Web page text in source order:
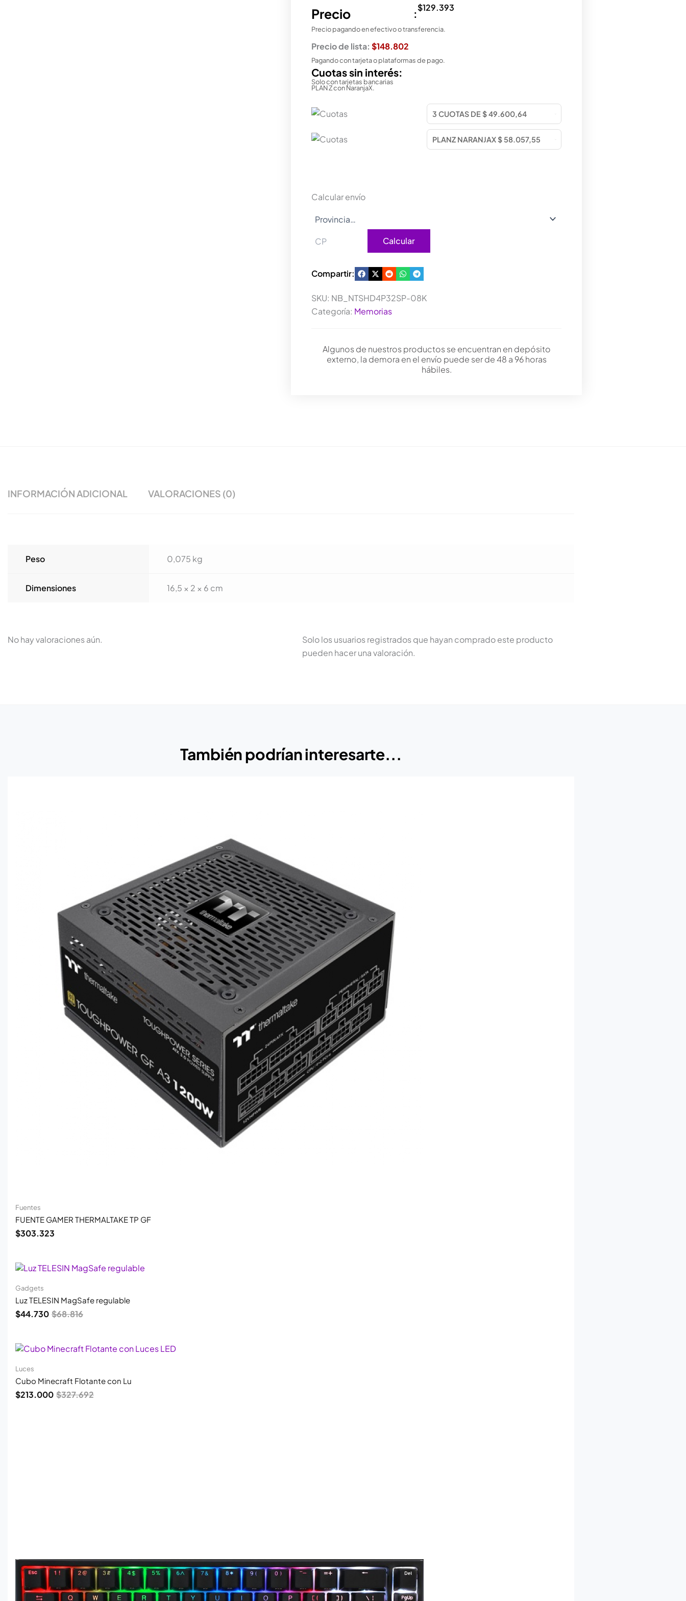
Precio :$129.393
Precio pagando en efectivo o transferencia.
Precio de lista: $148.802
Pagando con tarjeta o plataformas de pago.
Cuotas sin interés:
Solo con tarjetas bancarias
PLAN Z con NaranjaX.
Calcular envío
Calcular
Compartir:
SKU: NB_NTSHD4P32SP-08K
Categoría: Memorias
Algunos de nuestros productos se encuentran en depósito
externo, la demora en el envío puede ser de 48 a 96 horas
hábiles.
INFORMACIÓN ADICIONAL VALORACIONES (0)
Peso 0,075 kg
Dimensiones 16,5 × 2 × 6 cm
No hay valoraciones aún.
Solo los usuarios registrados que hayan comprado este producto
pueden hacer una valoración.
También podrían interesarte...
Fuentes
FUENTE GAMER THERMALTAKE TP GF
$303.323
Gadgets
Luz TELESIN MagSafe regulable
$68.816
precio
era:
$68.816.
$44.730
precio
es:
$44.730.
Luces
Cubo Minecraft Flotante con Lu
$327.692
precio
era:
$327.692.
$213.000
precio
es:
$213.000.